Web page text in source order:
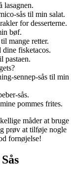
lasagnen.
sås til min salat.
for desserterne.
bøf.
mange retter.
fisketacos.
pastaen.
sennep-sås til min
sås.
pommes frites.
måder at bruge
prøv at tilføje nogle
fornøjelse!